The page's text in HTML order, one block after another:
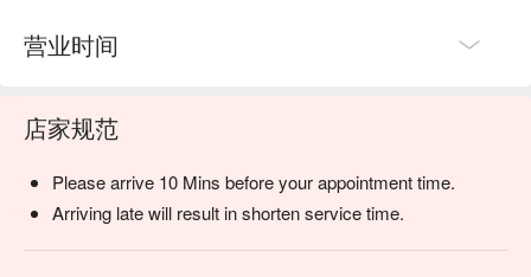
营业时间
店家规范
Please arrive 10 Mins before your appointment time.
Arriving late will result in shorten service time.